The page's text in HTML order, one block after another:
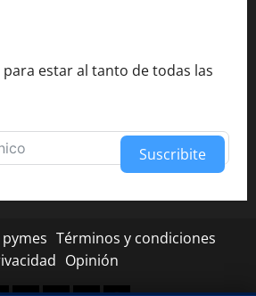
estar al tanto de todas las
Suscribite
Términos y condiciones
Opinión